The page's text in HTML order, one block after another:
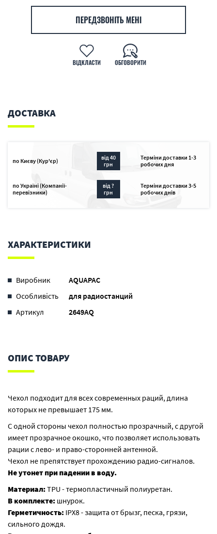
ПЕРЕДЗВОНІТЬ МЕНІ
ВІДКЛАСТИ ОБГОВОРИТИ
ДОСТАВКА
по Києву (Кур'єр)
від 40
грн
Терміни доставки 1-3
робочих дня
по Україні (Компанії-
перевізники)
від ?
грн
Терміни доставки 3-5
робочих днів
ХАРАКТЕРИСТИКИ
Виробник
AQUAPAC
Особливість
для радиостанций
Артикул
2649AQ
ОПИС ТОВАРУ
Чехол подходит для всех современных раций, длина
которых не превышает 175 мм.
С одной стороны чехол полностью прозрачный, с другой
имеет прозрачное окошко, что позволяет использовать
рации с лево- и право-сторонней антенной.
Чехол не препятствует прохождению радио-сигналов.
Не утонет при падении в воду.
Материал:TPU - термопластичный полиуретан.
В комплекте: шнурок.
Герметичность: IPX8 - защита от брызг, песка, грязи,
сильного дождя.